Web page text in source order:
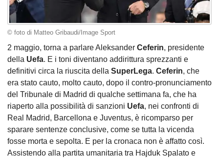
© foto di Matteo Gribaudi/Image Sport
2 maggio, torna a parlare Aleksander Ceferin, presidente
della Uefa. E i toni diventano addirittura sprezzanti e
definitivi circa la riuscita della SuperLega. Ceferin, che
era stato cauto, molto cauto, dopo il contro-pronunciamento
del Tribunale di Madrid di qualche settimana fa, che ha
riaperto alla possibilità di sanzioni Uefa, nei confronti di
Real Madrid, Barcellona e Juventus, è ricomparso per
sparare sentenze conclusive, come se tutta la vicenda
fosse morta e sepolta. E per la cronaca non è affatto così.
Assistendo alla partita umanitaria tra Hajduk Spalato e